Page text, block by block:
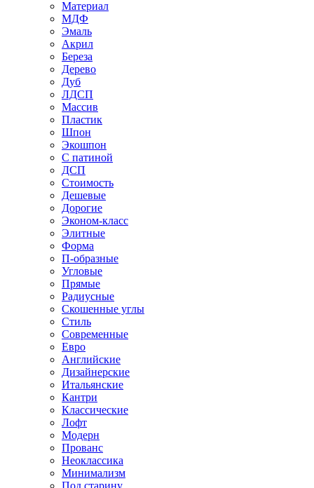
Материал
МДФ
Эмаль
Акрил
Береза
Дерево
Дуб
ЛДСП
Массив
Пластик
Шпон
Экошпон
С патиной
ДСП
Стоимость
Дешевые
Дорогие
Эконом-класс
Элитные
Форма
П-образные
Угловые
Прямые
Радиусные
Скошенные углы
Стиль
Современные
Евро
Английские
Дизайнерские
Итальянские
Кантри
Классические
Лофт
Модерн
Прованс
Неоклассика
Минимализм
Под старину